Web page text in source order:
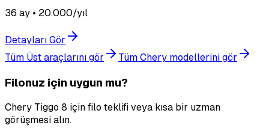
36 ay • 20.000/yıl
Detayları Gör
Tüm Üst araçlarını gör
Tüm Chery modellerini gör
Filonuz için uygun mu?
Chery Tiggo 8 için filo teklifi veya kısa bir uzman
görüşmesi alın.